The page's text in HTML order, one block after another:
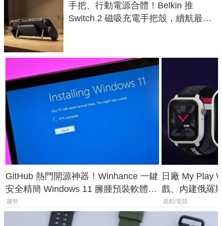
手把、行動電源合體！Belkin 推
Switch 2 磁吸充電手把殼，續航最高
GitHub 熱門開源神器！Winhance 一鍵
安全精簡 Windows 11 臃腫預裝軟體與
後台追蹤
趨勢
日廠 My Play
戲、內建俄羅
過竟然不能連
遊戲/電競